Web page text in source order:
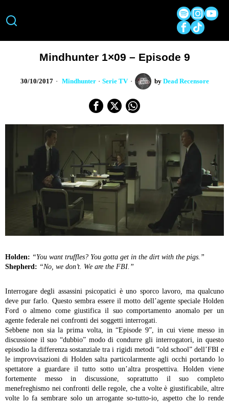
Mindhunter 1×09 – Episode 9
30/10/2017 Mindhunter · Serie TV by Dead Recensore
Holden: “You want truffles? You gotta get in the dirt with the pigs.”
Shepherd: “No, we don’t. We are the FBI.”
Interrogare degli assassini psicopatici è uno sporco lavoro, ma qualcuno
deve pur farlo. Questo sembra essere il motto dell’agente speciale Holden
Ford o almeno come giustifica il suo comportamento anomalo per un
agente federale nei confronti dei soggetti interrogati.
Sebbene non sia la prima volta, in “Episode 9”, in cui viene messo in
discussione il suo “dubbio” modo di condurre gli interrogatori, in questo
episodio la differenza sostanziale tra i rigidi metodi “old school” dell’FBI e
le improvvisazioni di Holden salta particolarmente agli occhi portando lo
spettatore a guardare il tutto sotto un’altra prospettiva. Holden viene
fortemente messo in discussione, soprattutto il suo completo
menefreghismo nei confronti delle regole, che a volte è giustificabile, altre
volte lo fa sembrare solo un arrogante so-tutto-io, aspetto che lo rende